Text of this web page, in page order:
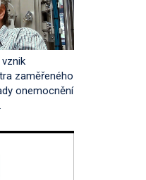
zaměřeného
onemocnění